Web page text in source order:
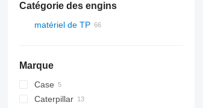
Catégorie des engins
matériel de TP
Marque
Case
CX
Caterpillar